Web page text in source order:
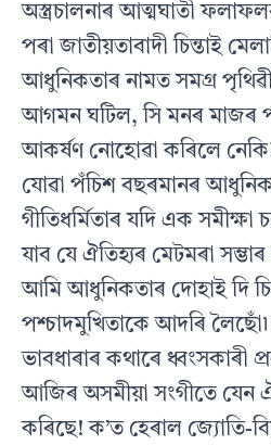
অস্ত্ৰচালনাৰ আত্মঘাতী
পৰা জাতীয়তাবাদী চিন্তাই
আধুনিকতাৰ নামত সমগ্ৰ
আগমন ঘটিল, সি মনৰ মাজৰ
আকৰ্ষণ নোহোৱা কৰিলে
যোৱা পঁচিশ বছৰমানৰ
গীতিধৰ্মিতাৰ যদি এক সমীক্ষা
যাব যে ঐতিহ্যৰ মেটমৰা
আমি আধুনিকতাৰ দোহাই দি
পশ্চাদমুখিতাকে আদৰি
ভাবধাৰাৰ কথাৰে ধ্বংসকাৰী
আজিৰ অসমীয়া সংগীতে যেন
কৰিছে! ক’ত হেৰাল জ্যোতি-